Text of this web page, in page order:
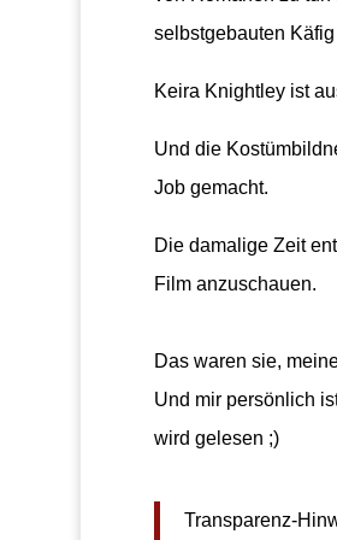
selbstgebauten
Keira Knightley ist
Und die
Job gemacht.
Die damalige Zeit
Film anzuschauen.
Das waren sie,
Und mir persönlich
wird gelesen ;)
Transparenz-